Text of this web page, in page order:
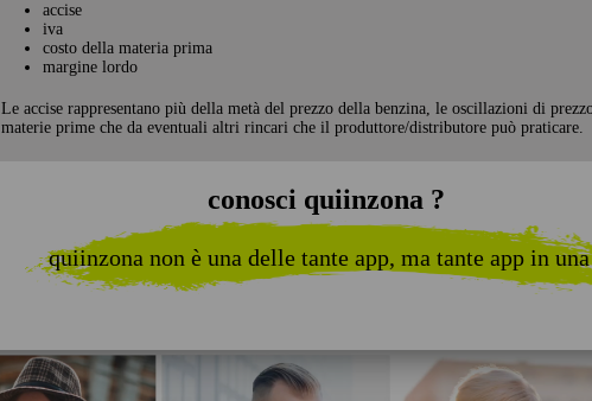
accise
iva
costo della materia prima
margine lordo
Le accise rappresentano più della metà del prezzo della benzina, le oscillazioni di
materie prime che da eventuali altri rincari che il produttore/distributore può praticare.
conosci quiinzona ?
quiinzona non è una delle tante app, ma tante app in